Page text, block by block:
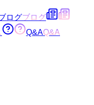
ログブログ
Q&AQ&A